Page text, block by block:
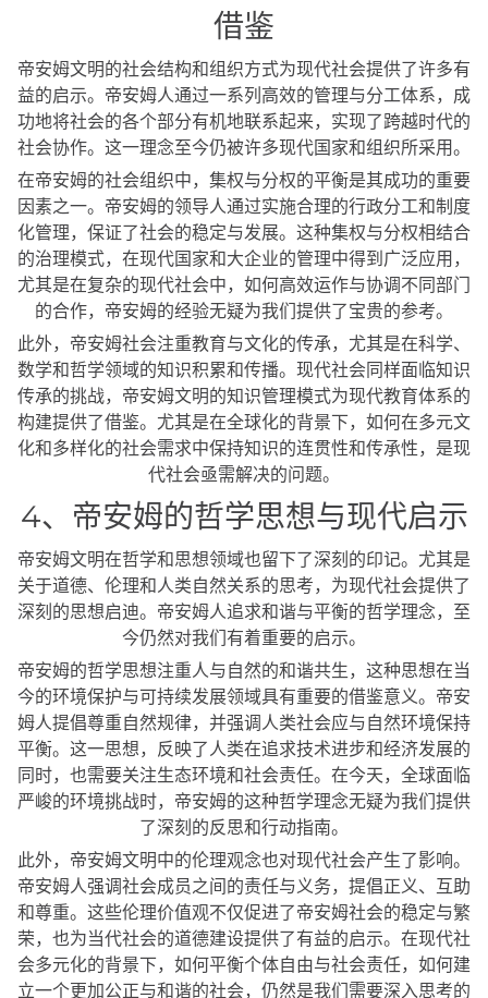
借鉴
帝安姆文明的社会结构和组织方式为现代社会提供了许多有
益的启示。帝安姆人通过一系列高效的管理与分工体系，成
功地将社会的各个部分有机地联系起来，实现了跨越时代的
社会协作。这一理念至今仍被许多现代国家和组织所采用。
在帝安姆的社会组织中，集权与分权的平衡是其成功的重要
因素之一。帝安姆的领导人通过实施合理的行政分工和制度
化管理，保证了社会的稳定与发展。这种集权与分权相结合
的治理模式，在现代国家和大企业的管理中得到广泛应用，
尤其是在复杂的现代社会中，如何高效运作与协调不同部门
的合作，帝安姆的经验无疑为我们提供了宝贵的参考。
此外，帝安姆社会注重教育与文化的传承，尤其是在科学、
数学和哲学领域的知识积累和传播。现代社会同样面临知识
传承的挑战，帝安姆文明的知识管理模式为现代教育体系的
构建提供了借鉴。尤其是在全球化的背景下，如何在多元文
化和多样化的社会需求中保持知识的连贯性和传承性，是现
代社会亟需解决的问题。
4、帝安姆的哲学思想与现代启示
帝安姆文明在哲学和思想领域也留下了深刻的印记。尤其是
关于道德、伦理和人类自然关系的思考，为现代社会提供了
深刻的思想启迪。帝安姆人追求和谐与平衡的哲学理念，至
今仍然对我们有着重要的启示。
帝安姆的哲学思想注重人与自然的和谐共生，这种思想在当
今的环境保护与可持续发展领域具有重要的借鉴意义。帝安
姆人提倡尊重自然规律，并强调人类社会应与自然环境保持
平衡。这一思想，反映了人类在追求技术进步和经济发展的
同时，也需要关注生态环境和社会责任。在今天，全球面临
严峻的环境挑战时，帝安姆的这种哲学理念无疑为我们提供
了深刻的反思和行动指南。
此外，帝安姆文明中的伦理观念也对现代社会产生了影响。
帝安姆人强调社会成员之间的责任与义务，提倡正义、互助
和尊重。这些伦理价值观不仅促进了帝安姆社会的稳定与繁
荣，也为当代社会的道德建设提供了有益的启示。在现代社
会多元化的背景下，如何平衡个体自由与社会责任，如何建
立一个更加公正与和谐的社会，仍然是我们需要深入思考的